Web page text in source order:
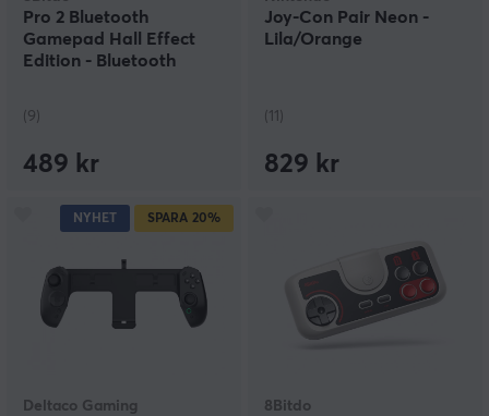
Pro 2 Bluetooth
Gamepad Hall Effect
Edition - Bluetooth
(9)
489 kr
Joy-Con Pair Neon -
Lila/Orange
(11)
829 kr
NYHET SPARA 20%
Deltaco Gaming 8Bitdo